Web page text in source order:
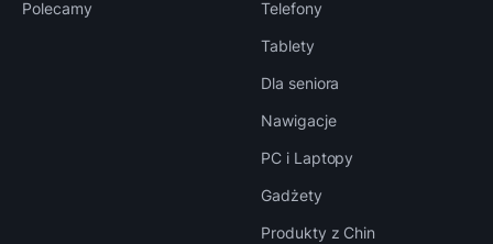
Polecamy
Telefony
Tablety
Dla seniora
Nawigacje
PC i Laptopy
Gadżety
Produkty z Chin